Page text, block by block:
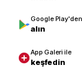
Google Play'den
alın
App Galeri ile
keşfedin